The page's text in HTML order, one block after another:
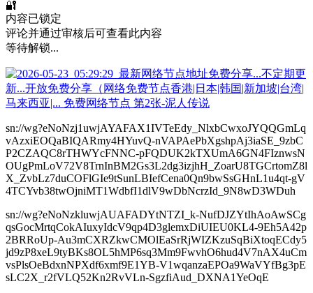
🔐
内容已锁定
评论并通过审核后可查看此内容
等待解锁...
sn://wg?eNoNzj1uwjAYAFAX1IVTeEdy_NlxbCwxoJYQQGmLq
vAzxiEOQaBIQARmy4HYuvQ-nVAPAePbXgshpAj3iaSE_9zbC
P2CZAQC8rTHWYcFNNC-pFQDUK2kTXUmA6GN4FIznwsN
OUgPmLoV72V8TrnInBM2Gs3L2dg3izjhH_ZoarU8TGCrtomZ8l
X_ZvbLz7duCOFlGIe9tSunLBIefCena0Qn9bwSsGHnL1u4qt-gV
4TCYvb38twOjniMT1WdbfI1dlV9wDbNcrzId_9N8wD3WDuh
sn://wg?eNoNzkluwjAUAFADYtNTZI_k-NufDJZYtIhAoAwSCg
qsGocMrtqCokAIuxyIdcV9qp4D3glemxDiUIEU0KL4-9Eh5A42p
2BRRoUp-Au3mCXRZkwCMOlEaSrRjWIZKzuSqBiXtoqECdy5
jd9zP8xeL9tyBKs8OL5hMP6sq3Mm9FwvhO6hud4V7nAX4uCm
vsPlsOeBdxnNPXdf6xmf9E1YB-V1wqanzaEPOa9WaVYfBg3pE
sLC2X_r2fVLQ52Kn2RvVLn-SgzfiAud_DXNA1YeOqE